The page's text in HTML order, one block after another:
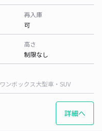
再入庫
可
高さ
制限なし
ワンボックス大型車・SUV
詳細へ